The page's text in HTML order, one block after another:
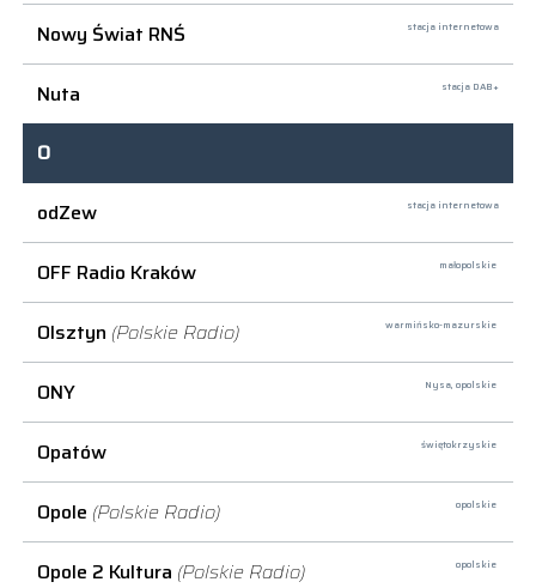
Nowy Świat RNŚ stacja internetowa
Nuta stacja DAB+
O
odZew
stacja internetowa
OFF Radio Kraków małopolskie
Olsztyn (Polskie Radio) warmińsko-mazurskie
ONY Nysa, opolskie
Opatów świętokrzyskie
Opole (Polskie Radio) opolskie
Opole 2 Kultura (Polskie Radio) opolskie